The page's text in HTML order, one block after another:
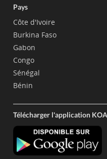
Pays
Côte d'Ivoire
Burkina Faso
Gabon
Congo
Sénégal
Bénin
Télécharger l'application